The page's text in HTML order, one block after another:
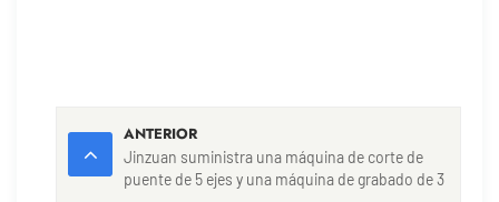
ANTERIOR
Jinzuan suministra una máquina de corte de
puente de 5 ejes y una máquina de grabado de 3